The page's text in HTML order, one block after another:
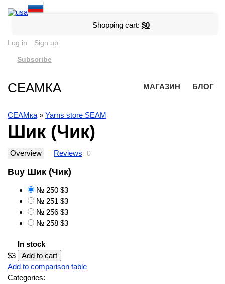
Shopping cart: $0
Log in Sign up
Subscribe
СЕАМКА МАГАЗИН БЛОГ
СЕАМка » Yarns store SEAM
Шик (Чик)
Overview Reviews 0
Buy Шик (Чик)
№ 250 $3
№ 251 $3
№ 256 $3
№ 258 $3
In stock
$3
Add to comparison table
Categories: